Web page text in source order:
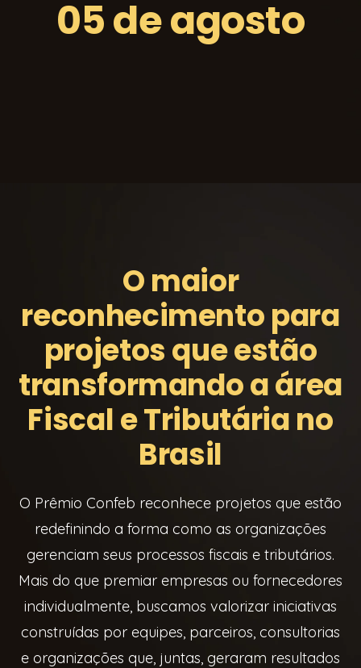
05 de agosto
O maior
reconhecimento para
projetos que estão
transformando a área
Fiscal e Tributária no
Brasil
O Prêmio Confeb reconhece projetos que estão
redefinindo a forma como as organizações
gerenciam seus processos fiscais e tributários.
Mais do que premiar empresas ou fornecedores
individualmente, buscamos valorizar iniciativas
construídas por equipes, parceiros, consultorias
e organizações que, juntas, geraram resultados